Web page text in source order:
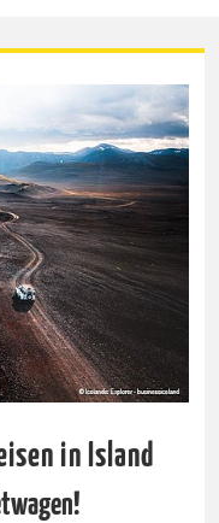
in Island